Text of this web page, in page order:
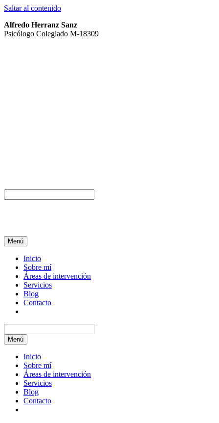
Saltar al contenido
Alfredo Herranz Sanz
Psicólogo Colegiado M-18309
Menú
Inicio
Sobre mí
Áreas de intervención
Servicios
Blog
Contacto
Menú
Inicio
Sobre mí
Áreas de intervención
Servicios
Blog
Contacto